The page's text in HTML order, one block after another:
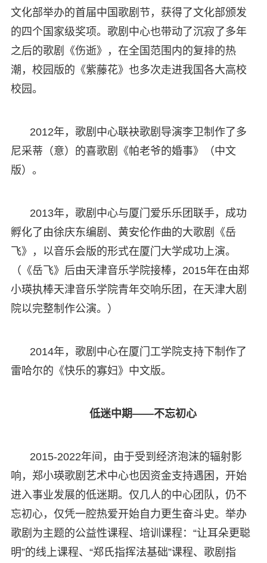
文化部举办的首届中国歌剧节，获得了文化部颁发
的四个国家级奖项。歌剧中心也带动了沉寂了多年
之后的歌剧《伤逝》，在全国范围内的复排的热
潮，校园版的《紫藤花》也多次走进我国各大高校
校园。
2012年，歌剧中心联袂歌剧导演李卫制作了多
尼采蒂（意）的喜歌剧《帕老爷的婚事》（中文
版）。
2013年，歌剧中心与厦门爱乐乐团联手，成功
孵化了由徐庆东编剧、黄安伦作曲的大歌剧《岳
飞》，以音乐会版的形式在厦门大学成功上演。
（《岳飞》后由天津音乐学院接棒，2015年在由郑
小瑛执棒天津音乐学院青年交响乐团，在天津大剧
院以完整制作公演。）
2014年，歌剧中心在厦门工学院支持下制作了
雷哈尔的《快乐的寡妇》中文版。
低迷中期——不忘初心
2015-2022年间，由于受到经济泡沫的辐射影
响，郑小瑛歌剧艺术中心也因资金支持遇困，开始
进入事业发展的低迷期。仅几人的中心团队，仍不
忘初心，仅凭一腔热爱开始自力更生奋斗史。举办
歌剧为主题的公益性课程、培训课程：“让耳朵更聪
明”的线上课程、“郑氏指挥法基础”课程、歌剧指